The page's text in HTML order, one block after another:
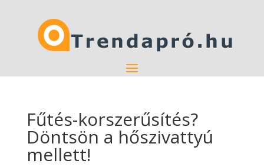
Fűtés-korszerűsítés?
Döntsön a hőszivattyú
mellett!